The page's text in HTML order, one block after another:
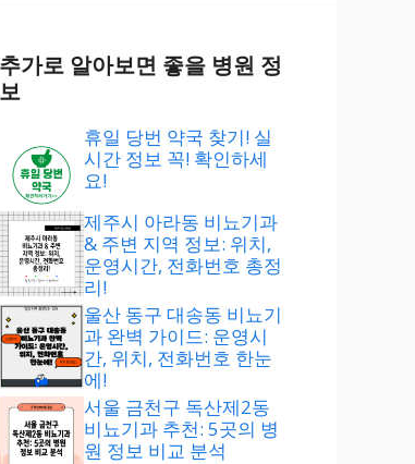
추가로 알아보면 좋을 병원 정
보
휴일 당번 약국 찾기! 실
시간 정보 꼭! 확인하세
요!
제주시 아라동 비뇨기과
& 주변 지역 정보: 위치,
운영시간, 전화번호 총정
리!
울산 동구 대송동 비뇨기
과 완벽 가이드: 운영시
간, 위치, 전화번호 한눈
에!
서울 금천구 독산제2동
비뇨기과 추천: 5곳의 병
원 정보 비교 분석